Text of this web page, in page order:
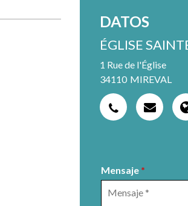
DATOS
ÉGLISE
1 Rue de l'Église
34110 MIREVAL
Mensaje *